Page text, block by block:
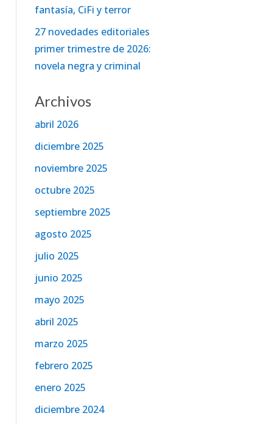
fantasía, CiFi y terror
27 novedades editoriales
primer trimestre de 2026:
novela negra y criminal
Archivos
abril 2026
diciembre 2025
noviembre 2025
octubre 2025
septiembre 2025
agosto 2025
julio 2025
junio 2025
mayo 2025
abril 2025
marzo 2025
febrero 2025
enero 2025
diciembre 2024